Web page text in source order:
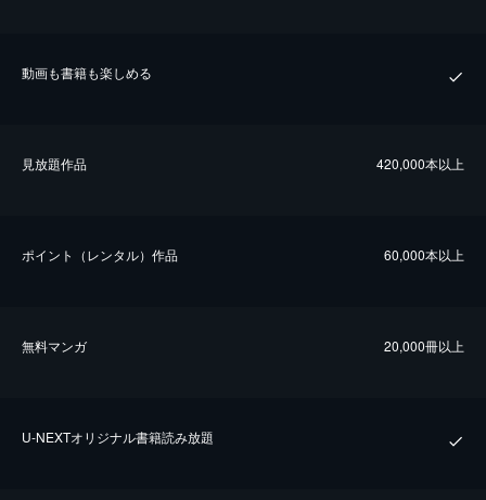
動画も書籍も楽しめる
⾒放題作品 420,000本以上
ポイント（レンタル）作品 60,000本以上
無料マンガ 20,000冊以上
U-NEXTオリジナル書籍読み放題